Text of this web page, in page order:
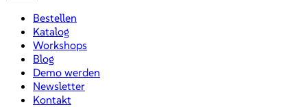
Bestellen
Katalog
Workshops
Blog
Demo werden
Newsletter
Kontakt